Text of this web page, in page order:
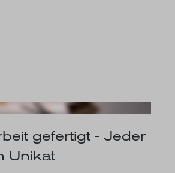
gefertigt - Jeder
Unikat